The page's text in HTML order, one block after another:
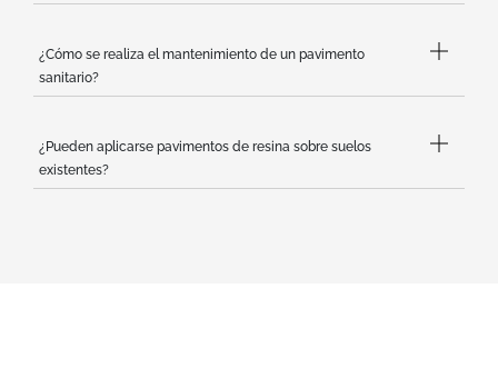
¿Cómo se realiza el mantenimiento de un pavimento
sanitario?
¿Pueden aplicarse pavimentos de resina sobre suelos
existentes?